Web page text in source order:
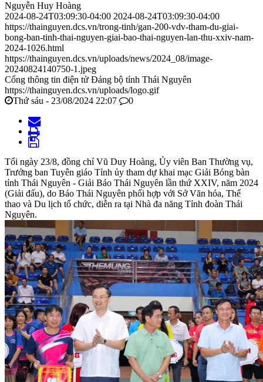
Nguyễn Huy Hoàng
2024-08-24T03:09:30-04:00 2024-08-24T03:09:30-04:00
https://thainguyen.dcs.vn/trong-tinh/gan-200-vdv-tham-du-giai-
bong-ban-tinh-thai-nguyen-giai-bao-thai-nguyen-lan-thu-xxiv-nam-
2024-1026.html
https://thainguyen.dcs.vn/uploads/news/2024_08/image-
20240824140750-1.jpeg
Cổng thông tin điện tử Đảng bộ tỉnh Thái Nguyên
https://thainguyen.dcs.vn/uploads/logo.gif
Thứ sáu - 23/08/2024 22:07
0
Tối ngày 23/8, đồng chí Vũ Duy Hoàng, Ủy viên Ban Thường vụ,
Trưởng ban Tuyên giáo Tỉnh ủy tham dự khai mạc Giải Bóng bàn
tỉnh Thái Nguyên - Giải Báo Thái Nguyên lần thứ XXIV, năm 2024
(Giải đấu), do Báo Thái Nguyên phối hợp với Sở Văn hóa, Thể
thao và Du lịch tổ chức, diễn ra tại Nhà đa năng Tỉnh đoàn Thái
Nguyên.